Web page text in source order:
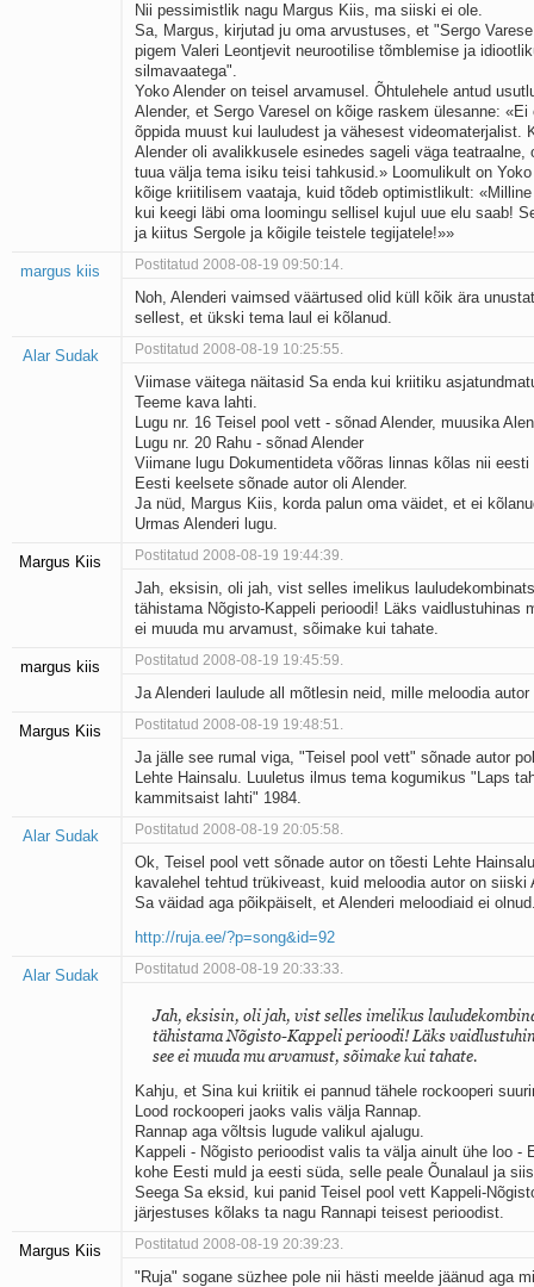
Nii pessimistlik nagu Margus Kiis, ma siiski ei ole.
Sa, Margus, kirjutad ju oma arvustuses, et "Sergo
pigem Valeri Leontjevit neurootilise tõmblemise ja
silmavaatega".
Yoko Alender on teisel arvamusel. Õhtulehele antud
Alender, et Sergo Varesel on kõige raskem ülesanne: «Ei
õppida muust kui lauludest ja vähesest videomaterjalist.
Alender oli avalikkusele esinedes sageli väga teatraalne,
tuua välja tema isiku teisi tahkusid.» Loomulikult on
kõige kriitilisem vaataja, kuid tõdeb optimistlikult:
kui keegi läbi oma loomingu sellisel kujul uue elu saab!
ja kiitus Sergole ja kõigile teistele tegijatele!»»
margus kiis Postitatud 2008-08-19 09:50:14.
Noh, Alenderi vaimsed väärtused olid küll kõik ära
sellest, et ükski tema laul ei kõlanud.
Alar Sudak Postitatud 2008-08-19 10:25:55.
Viimase väitega näitasid Sa enda kui kriitiku
Teeme kava lahti.
Lugu nr. 16 Teisel pool vett - sõnad Alender, muusika
Lugu nr. 20 Rahu - sõnad Alender
Viimane lugu Dokumentideta võõras linnas kõlas nii
Eesti keelsete sõnade autor oli Alender.
Ja nüd, Margus Kiis, korda palun oma väidet, et ei
Urmas Alenderi lugu.
Margus Kiis Postitatud 2008-08-19 19:44:39.
Jah, eksisin, oli jah, vist selles imelikus
tähistama Nõgisto-Kappeli perioodi! Läks vaidlustuhinas
ei muuda mu arvamust, sõimake kui tahate.
margus kiis Postitatud 2008-08-19 19:45:59.
Ja Alenderi laulude all mõtlesin neid, mille meloodia autor
Margus Kiis Postitatud 2008-08-19 19:48:51.
Ja jälle see rumal viga, "Teisel pool vett" sõnade autor
Lehte Hainsalu. Luuletus ilmus tema kogumikus "Laps
kammitsaist lahti" 1984.
Alar Sudak Postitatud 2008-08-19 20:05:58.
Ok, Teisel pool vett sõnade autor on tõesti Lehte
kavalehel tehtud trükiveast, kuid meloodia autor on siiski
Sa väidad aga põikpäiselt, et Alenderi meloodiaid ei
http://ruja.ee/?p=song&id=92
Alar Sudak Postitatud 2008-08-19 20:33:33.
Jah, eksisin, oli jah, vist selles imelikus
tähistama Nõgisto-Kappeli perioodi! Läks
see ei muuda mu arvamust, sõimake kui tahate.
Kahju, et Sina kui kriitik ei pannud tähele rockooperi
Lood rockooperi jaoks valis välja Rannap.
Rannap aga võltsis lugude valikul ajalugu.
Kappeli - Nõgisto perioodist valis ta välja ainult ühe loo -
kohe Eesti muld ja eesti süda, selle peale Õunalaul ja
Seega Sa eksid, kui panid Teisel pool vett Kappeli-
järjestuses kõlaks ta nagu Rannapi teisest perioodist.
Margus Kiis Postitatud 2008-08-19 20:39:23.
"Ruja" sogane süzhee pole nii hästi meelde jäänud aga